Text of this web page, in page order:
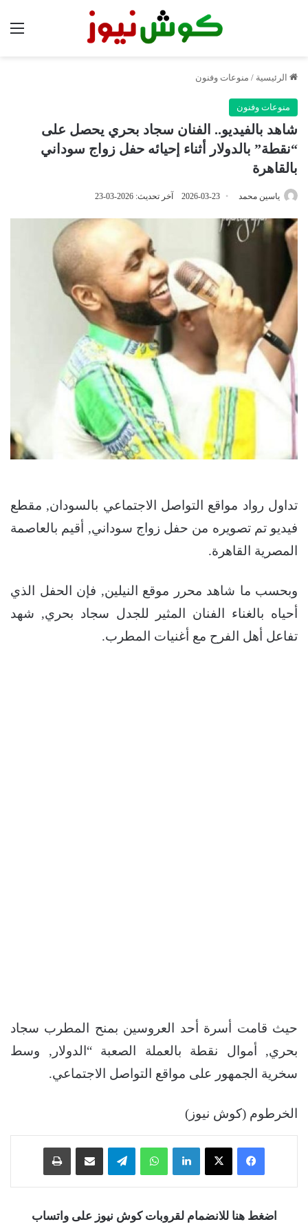
الرئيسية / منوعات وفنون
منوعات وفنون
شاهد بالفيديو.. الفنان سجاد بحري يحصل على
“نقطة” بالدولار أثناء إحيائه حفل زواج سوداني
بالقاهرة
ياسين محمد 2026-03-23 آخر تحديث: 2026-03-23
تداول رواد مواقع التواصل الاجتماعي بالسودان, مقطع
فيديو تم تصويره من حفل زواج سوداني, أقيم بالعاصمة
المصرية القاهرة.
وبحسب ما شاهد محرر موقع النيلين, فإن الحفل الذي
أحياه بالغناء الفنان المثير للجدل سجاد بحري, شهد
تفاعل أهل الفرح مع أغنيات المطرب.
حيث قامت أسرة أحد العروسين بمنح المطرب سجاد
بحري, أموال نقطة بالعملة الصعبة “الدولار, وسط
سخرية الجمهور على مواقع التواصل الاجتماعي.
الخرطوم (كوش نيوز)
فيسبوك ‫X لينكدإن واتساب تيلقرام
اضغط هنا للانضمام لقروبات كوش نيوز على واتساب